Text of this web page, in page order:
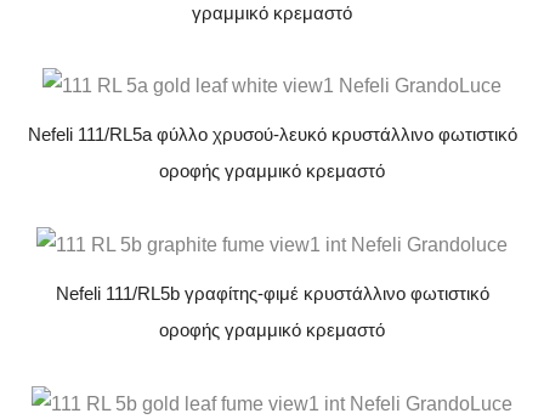
γραμμικό κρεμαστό
Nefeli 111/RL5a φύλλο χρυσού-λευκό κρυστάλλινο φωτιστικό
οροφής γραμμικό κρεμαστό
Nefeli 111/RL5b γραφίτης-φιμέ κρυστάλλινο φωτιστικό
οροφής γραμμικό κρεμαστό